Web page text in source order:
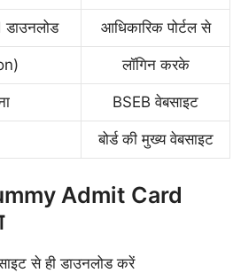
आधिकारिक पोर्टल से
लॉगिन करके
BSEB वेबसाइट
बोर्ड की मुख्य वेबसाइट
Admit Card
से ही डाउनलोड करें